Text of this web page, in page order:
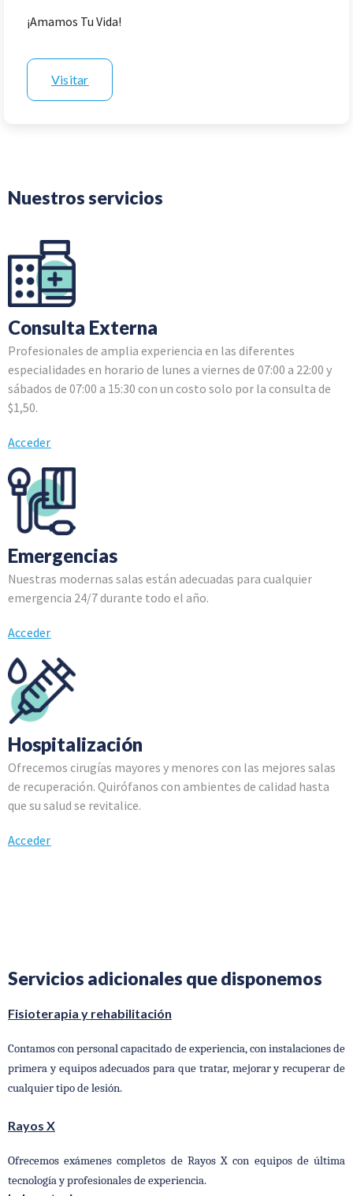
¡Amamos Tu Vida!
Visitar
Nuestros servicios
Consulta Externa
Profesionales de amplia experiencia en las diferentes
especialidades en horario de lunes a viernes de 07:00 a 22:00 y
sábados de 07:00 a 15:30 con un costo solo por la consulta de
$1,50.
Acceder
Emergencias
Nuestras modernas salas están adecuadas para cualquier
emergencia 24/7 durante todo el año.
Acceder
Hospitalización
Ofrecemos cirugías mayores y menores con las mejores salas
de recuperación. Quirófanos con ambientes de calidad hasta
que su salud se revitalice.
Acceder
Servicios adicionales que disponemos
Fisioterapia y rehabilitación
Contamos con personal capacitado de experiencia, con instalaciones de
primera y equipos adecuados para que tratar, mejorar y recuperar de
cualquier tipo de lesión.
Rayos X
Ofrecemos exámenes completos de Rayos X con equipos de última
tecnología y profesionales de experiencia.